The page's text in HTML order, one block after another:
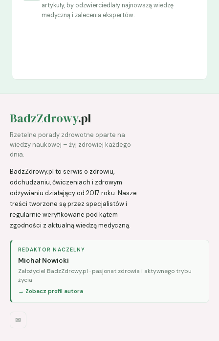
artykuły, by odzwierciedlały najnowszą wiedzę
medyczną i zalecenia ekspertów.
BadzZdrowy.pl
Rzetelne porady zdrowotne oparte na
wiedzy naukowej – żyj zdrowiej każdego
dnia.
BadzZdrowy.pl to serwis o zdrowiu,
odchudzaniu, ćwiczeniach i zdrowym
odżywianiu działający od 2017 roku. Nasze
treści tworzone są przez specjalistów i
regularnie weryfikowane pod kątem
zgodności z aktualną wiedzą medyczną.
REDAKTOR NACZELNY
Michał Nowicki
Założyciel BadzZdrowy.pl · pasjonat zdrowia i aktywnego trybu
życia
→ Zobacz profil autora
✉